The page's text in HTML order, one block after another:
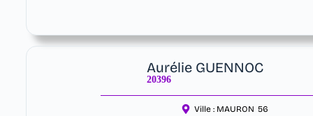
Aurélie GUENNOC
20396
Ville : MAURON 56